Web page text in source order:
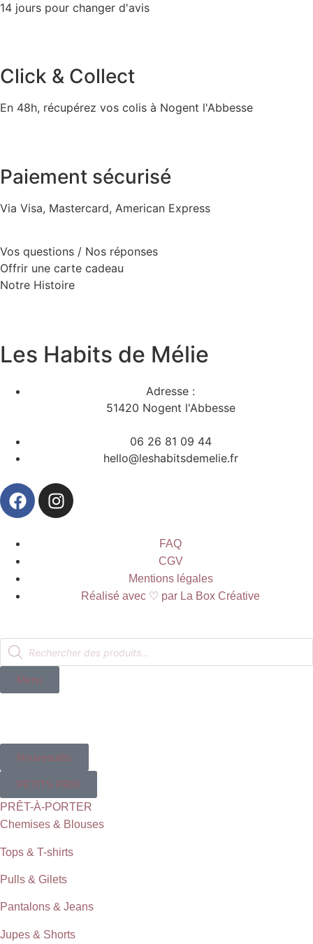
14 jours pour changer d'avis
Click & Collect
En 48h, récupérez vos colis à Nogent l'Abbesse
Paiement sécurisé
Via Visa, Mastercard, American Express
Vos questions / Nos réponses
Offrir une carte cadeau
Notre Histoire
Les Habits de Mélie
Adresse :
51420 Nogent l'Abbesse
06 26 81 09 44
hello@leshabitsdemelie.fr
FAQ
CGV
Mentions légales
Réalisé avec ♡ par La Box Créative
Menu
Nouveautés
PETITS PRIX
PRÊT-À-PORTER
Chemises & Blouses
Tops & T-shirts
Pulls & Gilets
Pantalons & Jeans
Jupes & Shorts